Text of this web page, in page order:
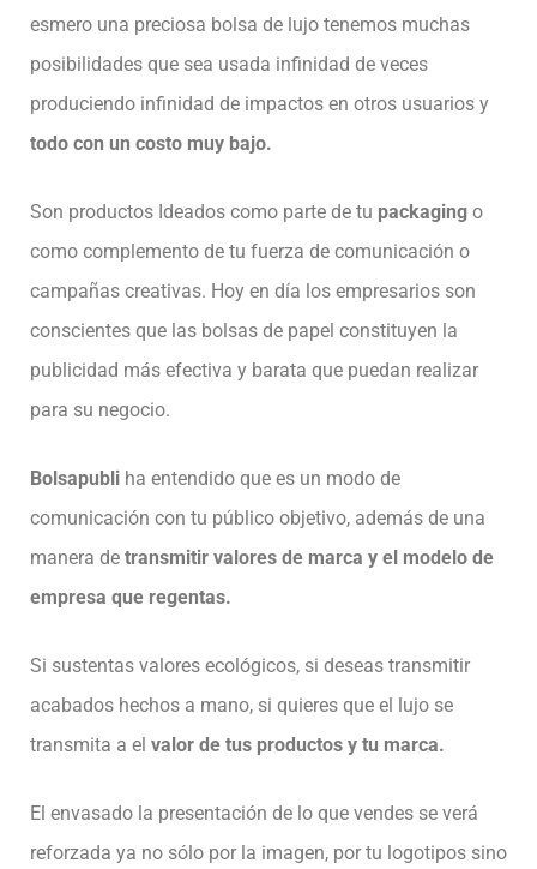
esmero una preciosa bolsa de lujo tenemos muchas
posibilidades que sea usada infinidad de veces
produciendo infinidad de impactos en otros usuarios y
todo con un costo muy bajo.
Son productos Ideados como parte de tu packaging o
como complemento de tu fuerza de comunicación o
campañas creativas. Hoy en día los empresarios son
conscientes que las bolsas de papel constituyen la
publicidad más efectiva y barata que puedan realizar
para su negocio.
Bolsapubli ha entendido que es un modo de
comunicación con tu público objetivo, además de una
manera de transmitir valores de marca y el modelo de
empresa que regentas.
Si sustentas valores ecológicos, si deseas transmitir
acabados hechos a mano, si quieres que el lujo se
transmita a el valor de tus productos y tu marca.
El envasado la presentación de lo que vendes se verá
reforzada ya no sólo por la imagen, por tu logotipos sino